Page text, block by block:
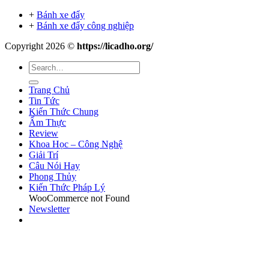
+ Bánh xe đẩy
+ Bánh xe đẩy công nghiệp
Copyright 2026 © https://licadho.org/
Trang Chủ
Tin Tức
Kiến Thức Chung
Ẩm Thực
Review
Khoa Học – Công Nghệ
Giải Trí
Câu Nói Hay
Phong Thủy
Kiến Thức Pháp Lý
WooCommerce not Found
Newsletter